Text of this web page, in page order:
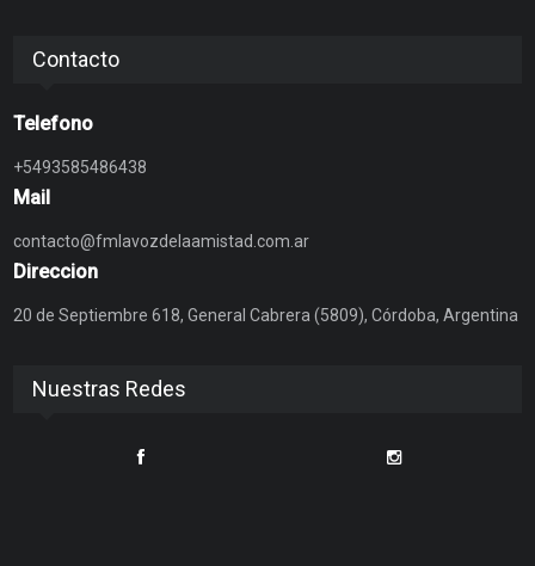
Contacto
Telefono
+5493585486438
Mail
contacto@fmlavozdelaamistad.com.ar
Direccion
20 de Septiembre 618, General Cabrera (5809), Córdoba, Argentina
Nuestras Redes